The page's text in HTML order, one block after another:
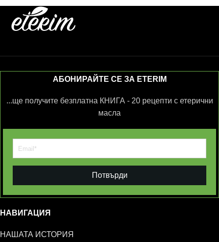
АБОНИРАЙТЕ СЕ ЗА ETERIM
...ще получите безплатна КНИГА - 20 рецепти с етерични
масла
Потвърди
НАВИГАЦИЯ
НАШАТА ИСТОРИЯ